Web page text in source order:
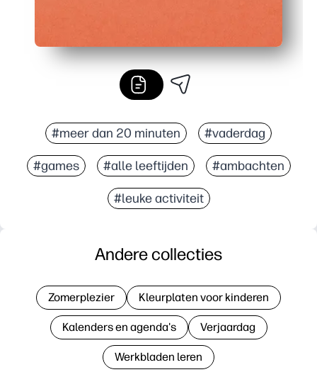
#meer dan 20 minuten #vaderdag
#games #alle leeftijden #ambachten
#leuke activiteit
Andere collecties
Zomerplezier Kleurplaten voor kinderen
Kalenders en agenda's Verjaardag
Werkbladen leren